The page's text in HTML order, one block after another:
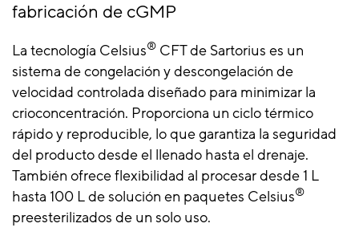
fabricación de cGMP
La tecnología Celsius® CFT de Sartorius es un
sistema de congelación y descongelación de
velocidad controlada diseñado para minimizar la
crioconcentración. Proporciona un ciclo térmico
rápido y reproducible, lo que garantiza la seguridad
del producto desde el llenado hasta el drenaje.
También ofrece flexibilidad al procesar desde 1 L
hasta 100 L de solución en paquetes Celsius®
preesterilizados de un solo uso.